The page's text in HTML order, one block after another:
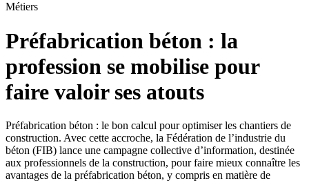
Métiers
Préfabrication béton : la
profession se mobilise pour
faire valoir ses atouts
Préfabrication béton : le bon calcul pour optimiser les chantiers de
construction. Avec cette accroche, la Fédération de l’industrie du
béton (FIB) lance une campagne collective d’information, destinée
aux professionnels de la construction, pour faire mieux connaître les
avantages de la préfabrication béton, y compris en matière de